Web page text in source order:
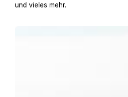
und vieles mehr.